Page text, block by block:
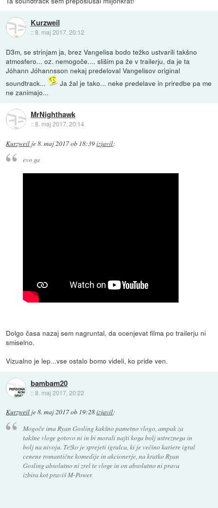
Kurzweil
::8. maj 2017, 20:12
D3m, se strinjam ja, brez Vangelisa bodo težko ustvarili takšno
atmosfero... oz. nemogoče.... slišim pa že v trailerju, da je ta
Jóhann Jóhannsson nekaj predeloval Vangelisov original
soundtrack...
Ja žal je tako... neke predelave in priredbe pa me
ne zanimajo...
MrNighthawk
::8. maj 2017, 20:14
Kurzweil je8. maj 2017 ob 18:39izjavil:
evo ga
Dolgo časa nazaj sem nagruntal, da ocenjevat filma po trailerju ni
smiselno.
Vizualno je lep...vse ostalo bomo videli, ko pride ven.
bambam20
::8. maj 2017, 20:22
Kurzweil je8. maj 2017 ob 19:28izjavil:
Mogoče ima Ryan Gosling kakšno pametno vlogo, ampak za
takšne vloge gotovo ni in bi morali najti koga bolj ustreznega in
bolj na nivoju. Težko je sprejeti igralca, ki je večino kariere igral
cenene romantične komedije in akcionerje, na kratko Ryan
Gosling absolutno ni zrel te vloge in on absolutno ni prava
izbira kot praviš M-Power.